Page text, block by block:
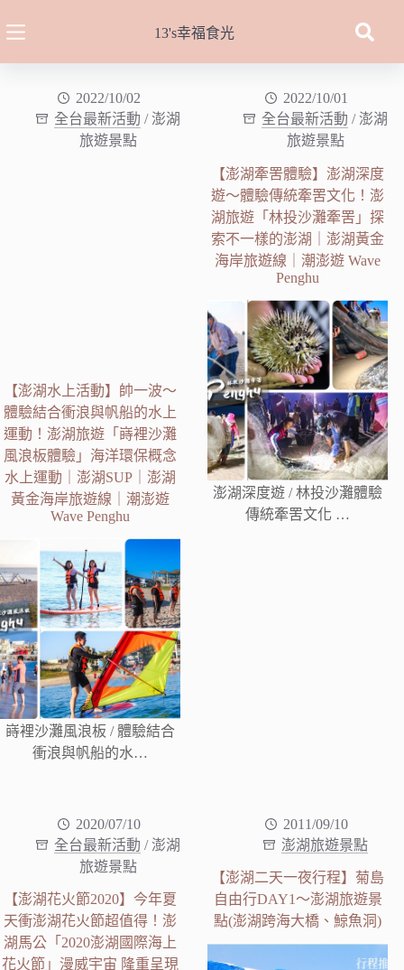
至
13's幸福食光
2022/10/02
全台最新活動 /澎湖
旅遊景點
【澎湖水上活動】帥一波～
體驗結合衝浪與帆船的水上
運動！澎湖旅遊「嵵裡沙灘
風浪板體驗」海洋環保概念
水上運動｜澎湖SUP｜澎湖
黃金海岸旅遊線｜潮澎遊
Wave Penghu
嵵裡沙灘風浪板 / 體驗結合
衝浪與帆船的水…
2022/10/01
全台最新活動 /澎湖
旅遊景點
【澎湖牽罟體驗】澎湖深度
遊～體驗傳統牽罟文化！澎
湖旅遊「林投沙灘牽罟」探
索不一樣的澎湖｜澎湖黃金
海岸旅遊線｜潮澎遊 Wave
Penghu
澎湖深度遊 / 林投沙灘體驗
傳統牽罟文化 …
2020/07/10
全台最新活動 /澎湖
旅遊景點
【澎湖花火節2020】今年夏
天衝澎湖花火節超值得！澎
湖馬公「2020澎湖國際海上
花火節」漫威宇宙 隆重呈現
2011/09/10
澎湖旅遊景點
【澎湖二天一夜行程】菊島
自由行DAY1～澎湖旅遊景
點(澎湖跨海大橋、鯨魚洞)